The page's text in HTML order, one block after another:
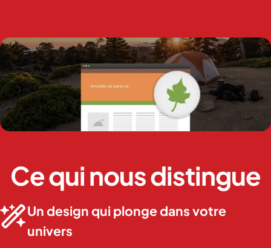
Ce qui nous distingue
Un design qui plonge dans votre
univers